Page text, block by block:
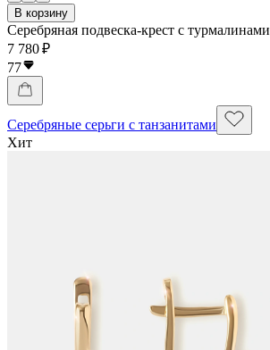
В корзину
Серебряная подвеска-крест с турмалинами
7 780 ₽
77
Серебряные серьги с танзанитами
Хит